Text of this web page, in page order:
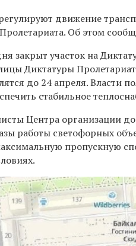
движение
Об этом
закрыт участок на
Диктатуры
до 24 апреля. Власти
стабильное
Центра организации
работы светофорных
пропускную